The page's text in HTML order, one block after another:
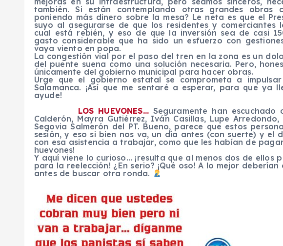
también. Si están contemplando otras grandes obras
poniendo más dinero sobre la mesa? Le neta es que el
suyo al asegurarse de que los residentes y comerciantes
cual está rebién, y eso de que la inversión sea de casi
gasto considerable que ha sido un esfuerzo con
vaya viento en popa.
La congestión vial por el paso del tren en la zona es un
del puente suena como una solución necesaria. Pero,
únicamente del gobierno municipal para hacer obras.
Urge que el gobierno estatal se comprometa a
Salamanca. ¡Así que me sentaré a esperar, para que
ayude!
LOS HUEVONES… Seguramente han
Calderón, Mayra Gutiérrez, Iván Casillas, Lupe
Segovia Salmerón del PT. Bueno, parece que estos
sesión, y eso si bien nos va, un día antes (con suerte) y el
con esa asistencia a trabajar, como que les habían de
huevones!
Y aquí viene lo curioso… ¡resulta que al menos dos de ellos
para la reelección! ¿En serio? ¡Qué oso! A lo mejor
antes de buscar otra ronda.